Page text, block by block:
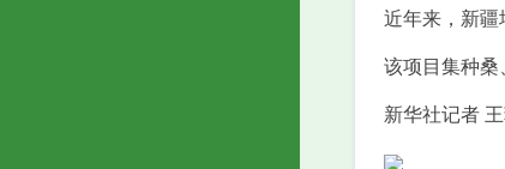
近年来，新疆
该项目集种桑
新华社记者